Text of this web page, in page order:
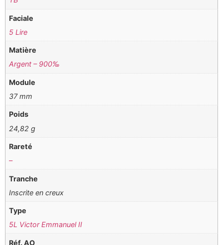
Faciale
5 Lire
Matière
Argent – 900‰
Module
37 mm
Poids
24,82 g
Rareté
–
Tranche
Inscrite en creux
Type
5L Victor Emmanuel II
Réf. AO